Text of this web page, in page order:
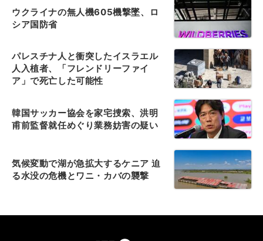
ウクライナの無人機605機撃墜、ロ
シア国防省
パレスチナ人と衝突したイスラエル
人入植者、「フレンドリーファイ
ア」で死亡した可能性
韓国サッカー協会を家宅捜索、洪明
甫前監督就任めぐり業務妨害の疑い
気候変動で湖が急拡大するケニア 迫
る水没の危機とワニ・カバの襲撃